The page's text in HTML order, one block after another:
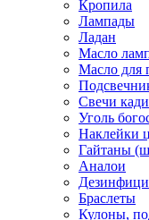
Кропила
Лампады
Ладан
Масло
Масло для
Свечи
Уголь
Наклейки
Гайтаны
Аналои
Браслеты
Кулоны,